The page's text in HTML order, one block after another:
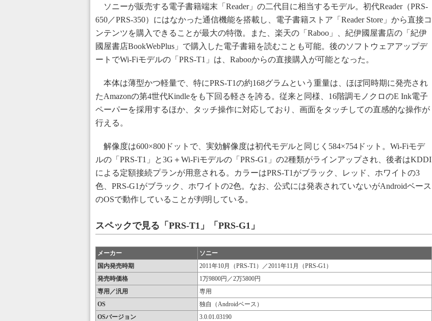
ソニーが販売する電子書籍端末「Reader」の二代目に相当するモデル。初代Reader（PRS-
650／PRS-350）にはなかった通信機能を搭載し、電子書籍ストア「Reader Store」から直接コ
ンテンツを購入できることが最大の特徴。また、楽天の「Raboo」、紀伊國屋書店の「紀伊
國屋書店BookWebPlus」で購入した電子書籍を読むことも可能。後のソフトウェアアップデ
ートでWi-Fiモデルの「PRS-T1」は、Rabooからの直接購入が可能となった。
本体は薄型かつ軽量で、特にPRS-T1の約168グラムという重量は、ほぼ同時期に発売され
たAmazonの第4世代Kindleをも下回る軽さを誇る。従来と同様、16階調モノクロのE Ink電子
ペーパーを採用するほか、タッチ操作に対応しており、画面をタッチしての直感的な操作が
行える。
解像度は600×800ドットで、実効解像度は初代モデルと同じく584×754ドット。Wi-Fiモデ
ルの「PRS-T1」と3G＋Wi-Fiモデルの「PRS-G1」の2種類がラインアップされ、後者はKDDI
による定額接続プランが用意される。カラーはPRS-T1がブラック、レッド、ホワイトの3
色、PRS-G1がブラック、ホワイトの2色。なお、公式には発表されていないがAndroidベース
のOSで動作していることが判明している。
スペックで見る「PRS-T1」「PRS-G1」
メーカー
ソニー
国内発売時期
2011年10月（PRS-T1）／2011年11月（PRS-G1）
発売時価格
1万9800円／2万5800円
専用／汎用
専用
OS
独自（Androidベース）
OSバージョン
3.0.01.03190